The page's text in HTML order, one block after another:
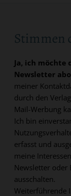
Stimmen
Ja, ich möchte
Newsletter
meiner
durch den
Mail-Werbung
Ich bin
erfasst und
meine
Newsletter oder
ausschalten.
Weiterführende